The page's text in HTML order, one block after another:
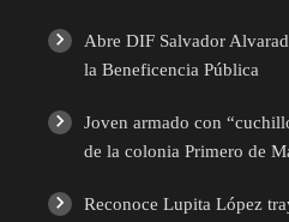
Abre DIF Salvador
la Beneficencia Pública
Joven armado con
de la colonia Primero de
Reconoce Lupita López